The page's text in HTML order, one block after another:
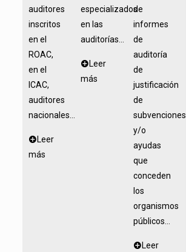
auditores
inscritos
en el
ROAC,
en el
ICAC,
auditores
nacionales...
Leer
más
especializados
en las
auditorías...
Leer
más
de
informes
de
auditoría
de
justificación
de
subvenciones
y/o
ayudas
que
conceden
los
organismos
públicos...
Leer